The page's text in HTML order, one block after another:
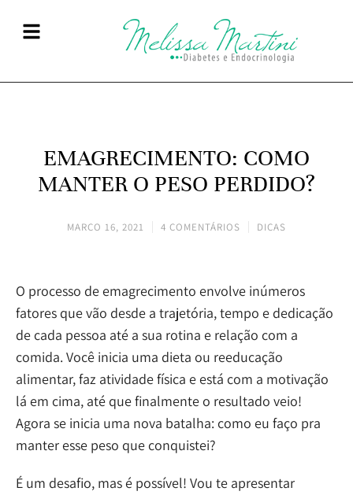
EMAGRECIMENTO: COMO
MANTER O PESO PERDIDO?
MARÇO 16, 2021 4 COMENTÁRIOS DICAS
O processo de emagrecimento envolve inúmeros
fatores que vão desde a trajetória, tempo e dedicação
de cada pessoa até a sua rotina e relação com a
comida. Você inicia uma dieta ou reeducação
alimentar, faz atividade física e está com a motivação
lá em cima, até que finalmente o resultado veio!
Agora se inicia uma nova batalha: como eu faço pra
manter esse peso que conquistei?
É um desafio, mas é possível! Vou te apresentar